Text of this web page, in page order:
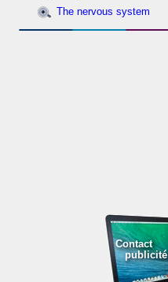
The nervous system
Contact
publicité